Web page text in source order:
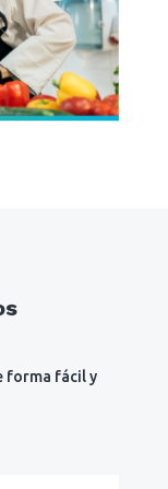
forma fácil y